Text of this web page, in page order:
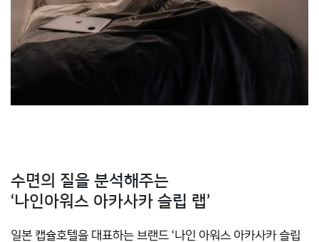
수면의 질을 분석해주는
‘나인아워스 아카사카 슬립 랩’
일본 캡슐호텔을 대표하는 브랜드 ‘나인 아워스 아카사카 슬립